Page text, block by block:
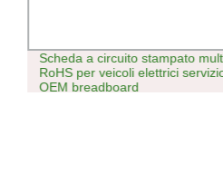
Scheda a circuito stampato
RoHS per veicoli elettrici
OEM breadboard